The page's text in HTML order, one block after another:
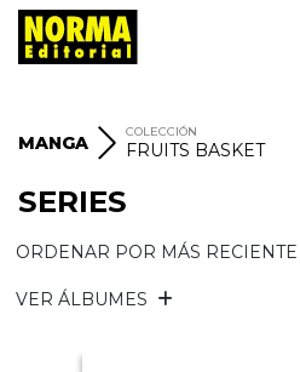
MANGA
COLECCIÓN
FRUITS BASKET
SERIES
ORDENAR POR MÁS RECIENTE
VER ÁLBUMES